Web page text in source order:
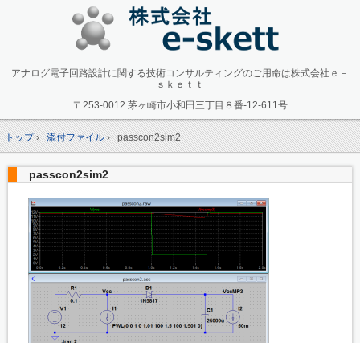
アナログ電子回路設計に関する技術コンサルティングのご用命は株式会社ｅ－
ｓｋｅｔｔ
〒253-0012 茅ヶ崎市小和田三丁目８番-12-611号
トップ› 添付ファイル› passcon2sim2
passcon2sim2